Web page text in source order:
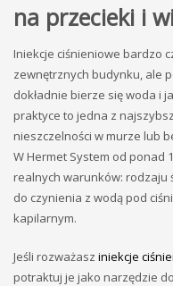
na przecieki i
Iniekcje ciśnieniowe bardzo
zewnętrznych budynku, ale
dokładnie bierze się woda i
praktyce to jedna z
nieszczelności w murze lub
W Hermet System od ponad
realnych warunków: rodzaju
do czynienia z wodą pod
kapilarnym.
Jeśli rozważasz iniekcje
potraktuj je jako narzędzie